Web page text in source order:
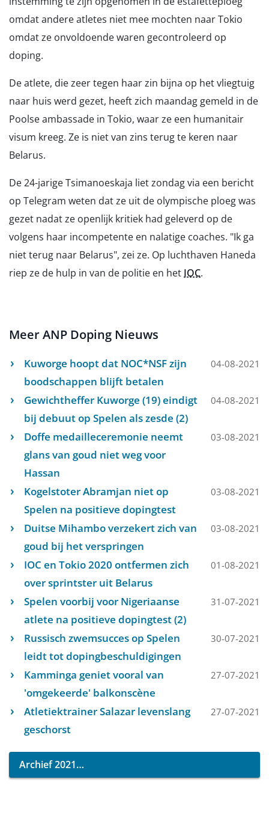
omdat andere atletes niet mee mochten naar Tokio
omdat ze onvoldoende waren gecontroleerd op
doping.
De atlete, die zeer tegen haar zin bijna op het vliegtuig
naar huis werd gezet, heeft zich maandag gemeld in de
Poolse ambassade in Tokio, waar ze een humanitair
visum kreeg. Ze is niet van zins terug te keren naar
Belarus.
De 24-jarige Tsimanoeskaja liet zondag via een bericht
op Telegram weten dat ze uit de olympische ploeg was
gezet nadat ze openlijk kritiek had geleverd op de
volgens haar incompetente en nalatige coaches. "Ik ga
niet terug naar Belarus", zei ze. Op luchthaven Haneda
riep ze de hulp in van de politie en het IOC.
Meer ANP Doping Nieuws
Kuworge hoopt dat NOC*NSF zijn
boodschappen blijft betalen
04-08-2021
Gewichtheffer Kuworge (19) eindigt
bij debuut op Spelen als zesde (2)
04-08-2021
Doffe medailleceremonie neemt
glans van goud niet weg voor
Hassan
03-08-2021
Kogelstoter Abramjan niet op
Spelen na positieve dopingtest
03-08-2021
Duitse Mihambo verzekert zich van
goud bij het verspringen
03-08-2021
IOC en Tokio 2020 ontfermen zich
over sprintster uit Belarus
01-08-2021
Spelen voorbij voor Nigeriaanse
atlete na positieve dopingtest (2)
31-07-2021
Russisch zwemsucces op Spelen
leidt tot dopingbeschuldigingen
30-07-2021
Kamminga geniet vooral van
'omgekeerde' balkonscène
27-07-2021
Atletiektrainer Salazar levenslang
geschorst
27-07-2021
Archief 2021